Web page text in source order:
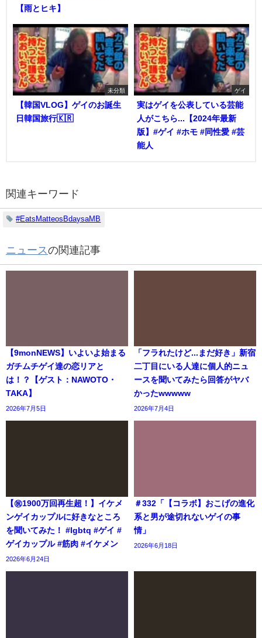
【雨とヒキ】
未分類
【韓国VLOG】ゲイのお誕生
日韓国旅行🇰🇷
ゲイ
実はゲイを公表している芸能
人がこちら...【2024年最新
版】#ゲイ #ホモ #同性愛 #芸
能人
関連キーワード
#EatsMatteosBdaysaMB
ニュースの関連記事
【9monNEWS】いよいよ始まる
ガチムチゲイ達の恋リアと
は！？【ゲスト：NAWOTO・
TAKA】
2026年7月5日
「フラれたけど...まだ好き」新宿
二丁目にいる人達に個人的ニュ
ースを聞いてみたら回答がヤバ
かったwwwww
2026年7月4日
【㊗️1900万回再生超！】イケメ
ンゲイカップルに好きなところ
を聞いてみた！ #lgbtq #ゲイ #
ゲイカップル #筋肉 #イケメン
2026年6月24日
＃332「【コラボ】おこげの進化
系と男が途切れないゲイの事
情」
2026年6月18日